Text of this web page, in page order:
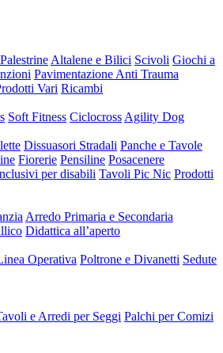
Palestrine Altalene e Bilici Scivoli Giochi a
Pavimentazione Anti Trauma
Vari Ricambi
Soft Fitness Ciclocross Agility Dog
Dissuasori Stradali Panche e Tavole
Fiorerie Pensiline Posacenere
per disabili Tavoli Pic Nic Prodotti
Arredo Primaria e Secondaria
Didattica all’aperto
Operativa Poltrone e Divanetti Sedute
e Arredi per Seggi Palchi per Comizi